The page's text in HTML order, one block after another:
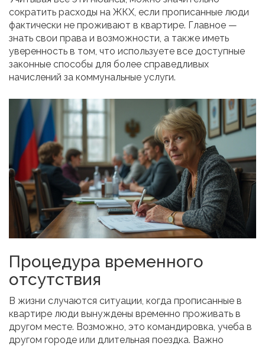
сократить расходы на ЖКХ, если прописанные люди
фактически не проживают в квартире. Главное —
знать свои права и возможности, а также иметь
уверенность в том, что используете все доступные
законные способы для более справедливых
начислений за коммунальные услуги.
Процедура временного
отсутствия
В жизни случаются ситуации, когда прописанные в
квартире люди вынуждены временно проживать в
другом месте. Возможно, это командировка, учеба в
другом городе или длительная поездка. Важно